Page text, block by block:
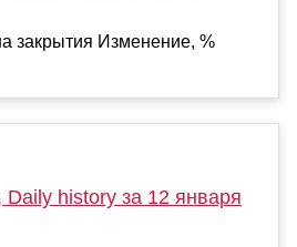
закрытия Изменение, %
history за 12 января